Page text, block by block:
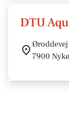
DTU
7900